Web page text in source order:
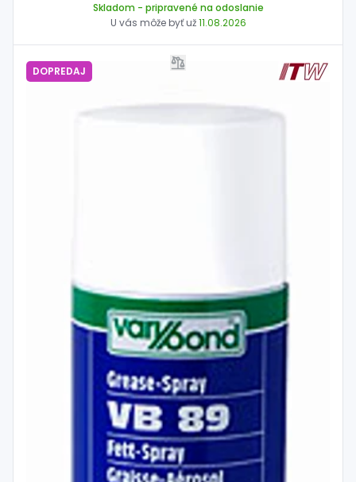
Skladom - pripravené na odoslanie
U vás môže byť už11.08.2026
DOPREDAJ